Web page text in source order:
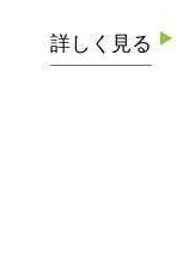
詳しく見る